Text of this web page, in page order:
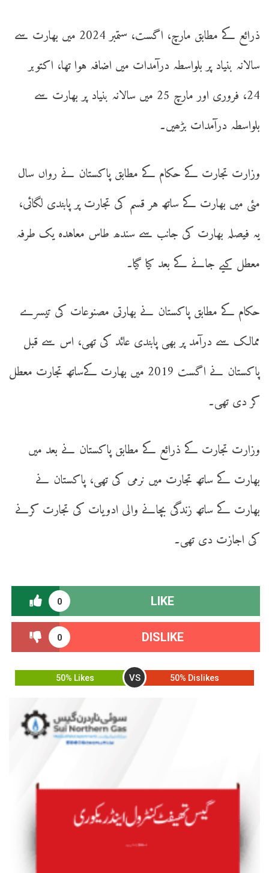
ذرائع کے مطابق مارچ، اگست، ستمبر 2024 میں بھارت سے
سالانہ بنیاد پر بلواسطہ درآمدات میں اضافہ ہوا تھا، اکتوبر
24، فروری اور مارچ 25 میں سالانہ بنیاد پر بھارت سے
بلواسطہ درآمدات بڑھیں۔
وزارت تجارت کے حکام کے مطابق پاکستان نے رواں سال
مئی میں بھارت کے ساتھ ہر قسم کی تجارت پر پابندی لگائی،
یہ فیصلہ بھارت کی جانب سے سندھ طاس معاہدہ یک طرفہ
معطل کیے جانے کے بعد کیا گیا۔
حکام کے مطابق پاکستان نے بھارتی مصنوعات کی تیسرے
ممالک سے درآمد پر بھی پابندی عائد کی تھی، اس سے قبل
پاکستان نے اگست 2019 میں بھارت کےساتھ تجارت معطل
کر دی تھی۔
وزارت تجارت کے ذرائع کے مطابق پاکستان نے بعد میں
بھارت کے ساتھ تجارت میں نرمی کی تھی، پاکستان نے
بھارت کے ساتھ زندگی بچانے والی ادویات کی تجارت کرنے
کی اجازت دی تھی۔
0 LIKE
0 DISLIKE
50% Likes VS 50% Dislikes